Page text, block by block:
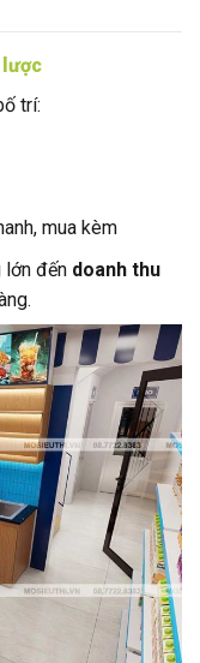
lược
trí:
mua kèm
lớn đến doanh thu